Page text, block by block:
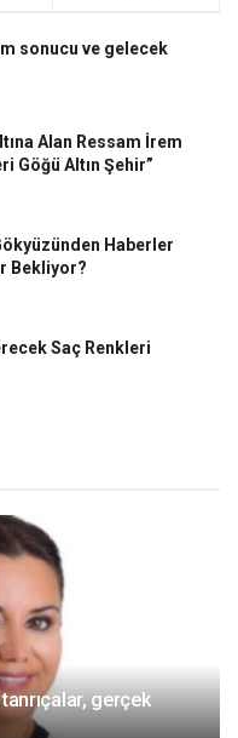
sonucu ve gelecek
Alan Ressam İrem
Göğü Altın Şehir”
Haberler
Bekliyor?
Saç Renkleri
gerçek